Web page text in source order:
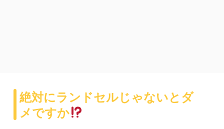
絶対にランドセルじゃないとダ
メですか